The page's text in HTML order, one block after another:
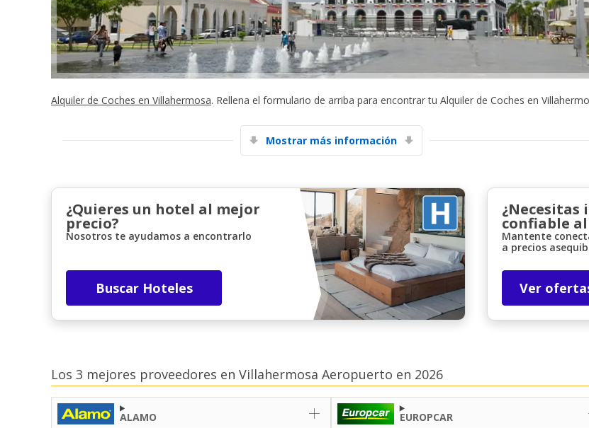
Descuentos especiales
Accede a ofertas exclusivas de nuestros
Iniciar sesión con eLink
Alquiler de Coches en Villahermosa. Rellena el formulario de arriba para encontrar tu Alquiler de Coches en
Mostrar más información
¿Quieres un hotel al mejor
precio?
Nosotros te ayudamos a encontrarlo
Buscar Hoteles
confiable
Mantente
a precios
Ver
Los 3 mejores proveedores en Villahermosa Aeropuerto en 2026
ALAMO EUROPCAR